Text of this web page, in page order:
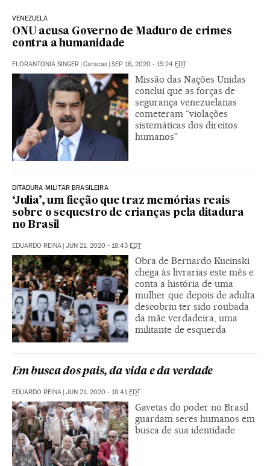
VENEZUELA
ONU acusa Governo de Maduro de crimes
contra a humanidade
FLORANTONIA SINGER | Caracas | SEP 16, 2020 - 15:24 EDT
Missão das Nações Unidas
conclui que as forças de
segurança venezuelanas
cometeram “violações
sistemáticas dos direitos
humanos”
DITADURA MILITAR BRASILEIRA
‘Julia’, um ficção que traz memórias reais
sobre o sequestro de crianças pela ditadura
no Brasil
EDUARDO REINA | JUN 21, 2020 - 18:43 EDT
Obra de Bernardo Kucinski
chega às livrarias este mês e
conta a história de uma
mulher que depois de adulta
descobriu ter sido roubada
da mãe verdadeira, uma
militante de esquerda
Em busca dos pais, da vida e da verdade
EDUARDO REINA | JUN 21, 2020 - 18:41EDT
Gavetas do poder no Brasil
guardam seres humanos em
busca de sua identidade